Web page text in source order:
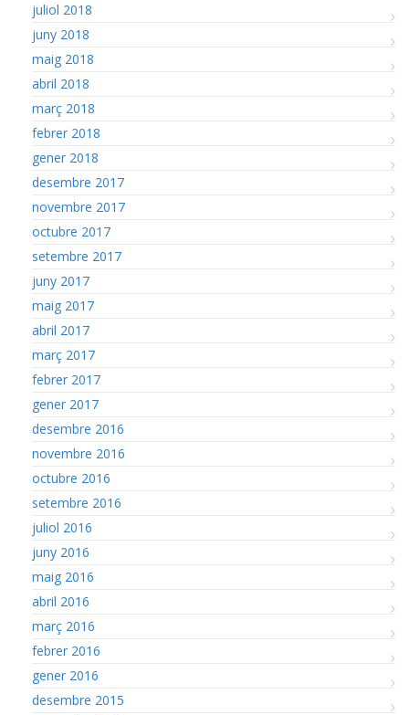
juliol 2018
juny 2018
maig 2018
abril 2018
març 2018
febrer 2018
gener 2018
desembre 2017
novembre 2017
octubre 2017
setembre 2017
juny 2017
maig 2017
abril 2017
març 2017
febrer 2017
gener 2017
desembre 2016
novembre 2016
octubre 2016
setembre 2016
juliol 2016
juny 2016
maig 2016
abril 2016
març 2016
febrer 2016
gener 2016
desembre 2015